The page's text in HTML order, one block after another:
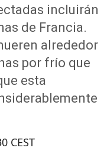
incluirán
de Francia.
alrededor
por frío que
esta
CEST